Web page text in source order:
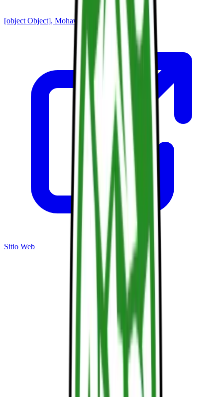
[object Object], Mohawk Mountain Ski Area,
Sitio Web